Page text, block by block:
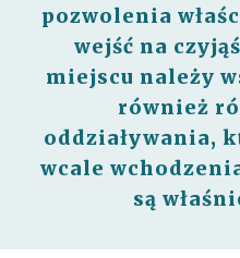
pozwolenia
wejść na
miejscu należy
również
oddziaływania,
wcale
są